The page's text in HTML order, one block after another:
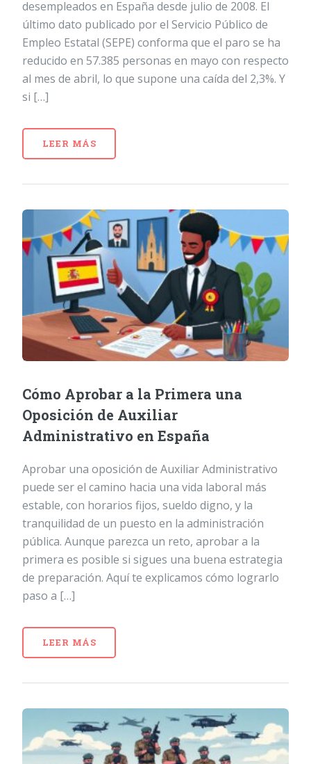
desempleados en España desde julio de 2008. El
último dato publicado por el Servicio Público de
Empleo Estatal (SEPE) conforma que el paro se ha
reducido en 57.385 personas en mayo con respecto
al mes de abril, lo que supone una caída del 2,3%. Y
si […]
LEER MÁS
Cómo Aprobar a la Primera una
Oposición de Auxiliar
Administrativo en España
Aprobar una oposición de Auxiliar Administrativo
puede ser el camino hacia una vida laboral más
estable, con horarios fijos, sueldo digno, y la
tranquilidad de un puesto en la administración
pública. Aunque parezca un reto, aprobar a la
primera es posible si sigues una buena estrategia
de preparación. Aquí te explicamos cómo lograrlo
paso a […]
LEER MÁS